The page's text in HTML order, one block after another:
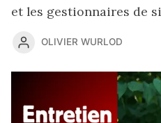
et les gestionnaires de
OLIVIER WURLOD